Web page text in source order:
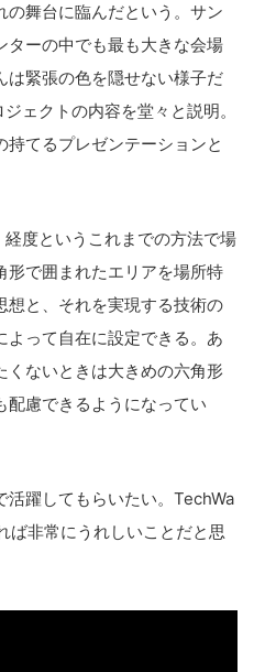
の舞台に臨んだという。サン
ターの中でも最も大きな会場
は緊張の色を隠せない様子だ
ェクトの内容を堂々と説明。
てるプレゼンテーションと
度というこれまでの方法で場
形で囲まれたエリアを場所特
想と、それを実現する技術の
よって自在に設定できる。あ
くないときは大きめの六角形
配慮できるようになってい
躍してもらいたい。TechWa
ば非常にうれしいことだと思